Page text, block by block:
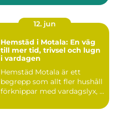
12. jun
Hemstäd i Motala: En väg
till mer tid, trivsel och lugn
i vardagen
Hemstäd Motala är ett
begrepp som allt fler hushåll
förknippar med vardagslyx, ...